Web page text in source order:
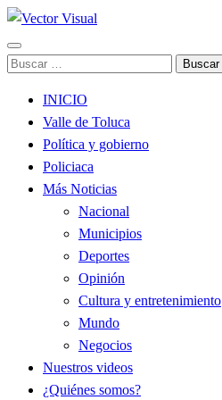
Vector Visual
Noticias y Producción Audiovisual
Buscar:
INICIO
Valle de Toluca
Política y gobierno
Policiaca
Más Noticias
Nacional
Municipios
Deportes
Opinión
Cultura y entretenimiento
Mundo
Negocios
Nuestros videos
¿Quiénes somos?